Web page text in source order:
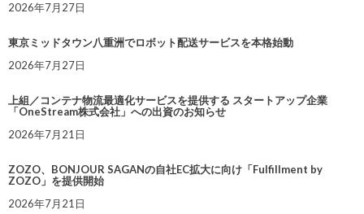
2026年7月27日
東京ミッドタウン八重洲でロボット配送サービスを本格始動
2026年7月27日
上組／コンテナ物流最適化サービスを提供する スタートアップ企業
「OneStream株式会社」への出資のお知らせ
2026年7月21日
ZOZO、BONJOUR SAGANの自社EC拡大に向け「Fulfillment by
ZOZO」を提供開始
2026年7月21日